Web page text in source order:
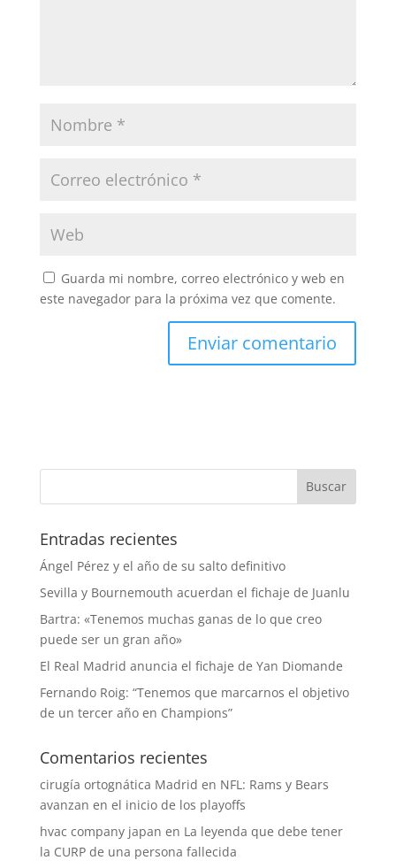
Guarda mi nombre, correo electrónico y web en
este navegador para la próxima vez que comente.
Entradas recientes
Ángel Pérez y el año de su salto definitivo
Sevilla y Bournemouth acuerdan el fichaje de Juanlu
Bartra: «Tenemos muchas ganas de lo que creo
puede ser un gran año»
El Real Madrid anuncia el fichaje de Yan Diomande
Fernando Roig: “Tenemos que marcarnos el objetivo
de un tercer año en Champions”
Comentarios recientes
cirugía ortognática Madrid en NFL: Rams y Bears
avanzan en el inicio de los playoffs
hvac company japan en La leyenda que debe tener
la CURP de una persona fallecida